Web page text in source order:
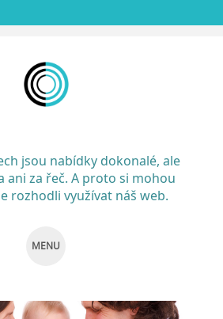
jsou nabídky dokonalé, ale
ani za řeč. A proto si mohou
rozhodli využívat náš web.
MENU